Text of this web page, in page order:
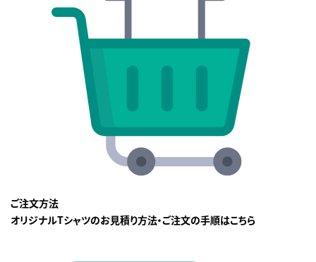
ご注文方法
オリジナルTシャツのお見積り方法・ご注文の手順はこちら